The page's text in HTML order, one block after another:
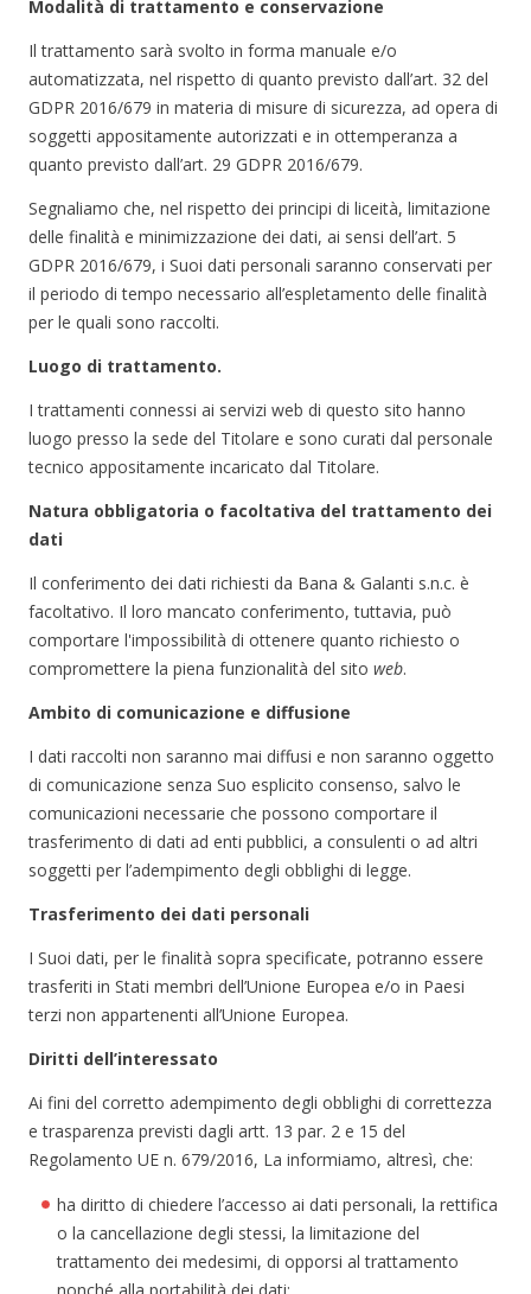
Modalità di trattamento e conservazione
Il trattamento sarà svolto in forma manuale e/o
automatizzata, nel rispetto di quanto previsto dall’art. 32 del
GDPR 2016/679 in materia di misure di sicurezza, ad opera di
soggetti appositamente autorizzati e in ottemperanza a
quanto previsto dall’art. 29 GDPR 2016/679.
Segnaliamo che, nel rispetto dei principi di liceità, limitazione
delle finalità e minimizzazione dei dati, ai sensi dell’art. 5
GDPR 2016/679, i Suoi dati personali saranno conservati per
il periodo di tempo necessario all’espletamento delle finalità
per le quali sono raccolti.
Luogo di trattamento.
I trattamenti connessi ai servizi web di questo sito hanno
luogo presso la sede del Titolare e sono curati dal personale
tecnico appositamente incaricato dal Titolare.
Natura obbligatoria o facoltativa del trattamento dei
dati
Il conferimento dei dati richiesti da Bana & Galanti s.n.c. è
facoltativo. Il loro mancato conferimento, tuttavia, può
comportare l'impossibilità di ottenere quanto richiesto o
compromettere la piena funzionalità del sitoweb.
Ambito di comunicazione e diffusione
I dati raccolti non saranno mai diffusi e non saranno oggetto
di comunicazione senza Suo esplicito consenso, salvo le
comunicazioni necessarie che possono comportare il
trasferimento di dati ad enti pubblici, a consulenti o ad altri
soggetti per l’adempimento degli obblighi di legge.
Trasferimento dei dati personali
I Suoi dati, per le finalità sopra specificate, potranno essere
trasferiti in Stati membri dell’Unione Europea e/o in Paesi
terzi non appartenenti all’Unione Europea.
Diritti dell’interessato
Ai fini del corretto adempimento degli obblighi di correttezza
e trasparenza previsti dagli artt. 13 par. 2 e 15 del
Regolamento UE n. 679/2016, La informiamo, altresì, che:
ha diritto di chiedere l’accesso ai dati personali, la rettifica
o la cancellazione degli stessi, la limitazione del
trattamento dei medesimi, di opporsi al trattamento